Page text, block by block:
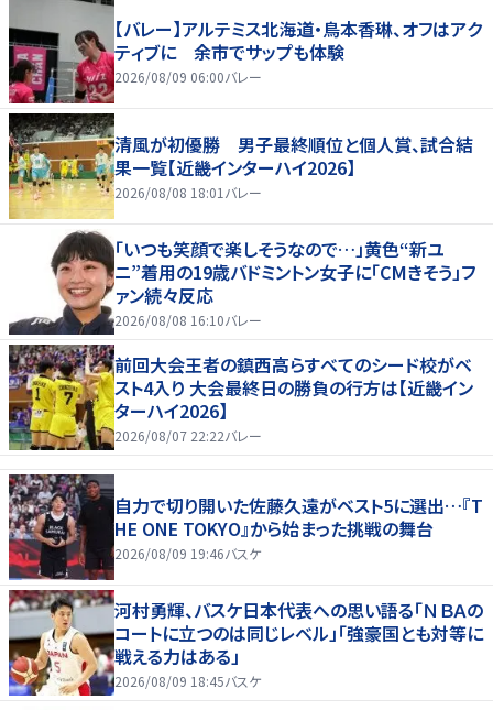
【バレー】アルテミス北海道・鳥本香琳、オフはアク
ティブに 余市でサップも体験
2026/08/09 06:00バレー
清風が初優勝 男子最終順位と個人賞、試合結
果一覧【近畿インターハイ2026】
2026/08/08 18:01 バレー
「いつも笑顔で楽しそうなので…」黄色“新ユ
ニ”着用の19歳バドミントン女子に「CMきそう」フ
ァン続々反応
2026/08/08 16:10バレー
前回大会王者の鎮西高らすべてのシード校がベ
スト4入り 大会最終日の勝負の行方は【近畿イン
ターハイ2026】
2026/08/07 22:22バレー
自力で切り開いた佐藤久遠がベスト5に選出…『T
HE ONE TOKYO』から始まった挑戦の舞台
2026/08/09 19:46バスケ
河村勇輝、バスケ日本代表への思い語る「ＮＢＡの
コートに立つのは同じレベル」「強豪国とも対等に
戦える力はある」
2026/08/09 18:45バスケ